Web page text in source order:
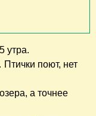
утра.
поют, нет
а точнее